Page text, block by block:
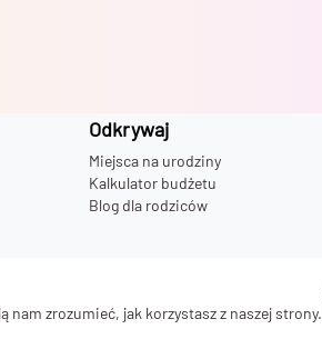
zrozumieć, jak korzystasz z naszej strony.
Odkrywaj
Miejsca na urodziny
Kalkulator budżetu
Blog dla rodziców